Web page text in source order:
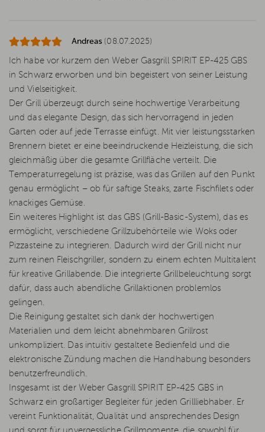
Andreas (08.07.2025)
Ich habe vor kurzem den Weber Gasgrill SPIRIT EP-425 GBS
in Schwarz erworben und bin begeistert von seiner Leistung
und Vielseitigkeit.
Der Grill überzeugt durch seine hochwertige Verarbeitung
und das elegante Design, das sich hervorragend in jeden
Garten oder auf jede Terrasse einfügt. Mit vier leistungsstarken
Brennern bietet er eine beeindruckende Heizleistung, die sich
gleichmäßig über die gesamte Grillfläche verteilt. Die
Temperaturregelung ist präzise, was das Grillen auf den Punkt
genau ermöglicht – ob für saftige Steaks, zarte Fischfilets oder
knackiges Gemüse.
Ein weiteres Highlight ist das GBS (Grill-Basic-System), das es
ermöglicht, verschiedene Grillzubehörteile wie Woks oder
Pizzasteine zu integrieren. Dadurch wird der Grill nicht nur
zum reinen Fleischgriller, sondern zu einem echten Multitalent
für kreative Grillabende. Die integrierte Grillbeleuchtung sorgt
dafür, dass auch abendliche Grillaktionen problemlos
gelingen.
Die Reinigung gestaltet sich dank der hochwertigen
Materialien und dem leicht abnehmbaren Grillrost
unkompliziert. Das intuitiv gestaltete Bedienfeld und die
elektronische Zündung machen die Handhabung besonders
benutzerfreundlich.
Insgesamt ist der Weber Gasgrill SPIRIT EP-425 GBS in
Schwarz ein großartiger Begleiter für jeden Grillliebhaber. Er
vereint Funktionalität, Qualität und ansprechendes Design